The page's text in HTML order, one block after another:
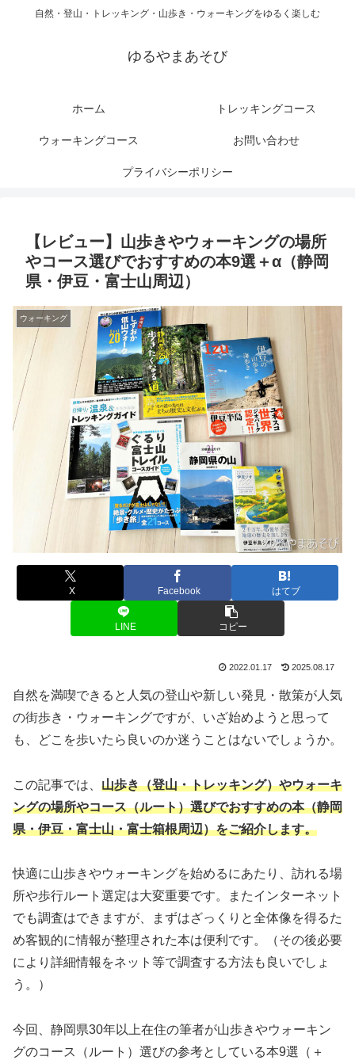
自然・登山・トレッキング・山歩き・ウォーキングをゆるく楽しむ
ゆるやまあそび
ホーム トレッキングコース
ウォーキングコース お問い合わせ
プライバシーポリシー
【レビュー】山歩きやウォーキングの場所
やコース選びでおすすめの本9選＋α（静岡
県・伊豆・富士山周辺）
ウォーキング
X Facebook はてブ
LINE コピー
2022.01.17 2025.08.17
自然を満喫できると人気の登山や新しい発見・散策が人気
の街歩き・ウォーキングですが、いざ始めようと思って
も、どこを歩いたら良いのか迷うことはないでしょうか。
この記事では、 山歩き（登山・トレッキング）やウォーキ
ングの場所やコース（ルート）選びでおすすめの本（静岡
県・伊豆・富士山・富士箱根周辺）をご紹介します。
快適に山歩きやウォーキングを始めるにあたり、訪れる場
所や歩行ルート選定は大変重要です。またインターネット
でも調査はできますが、まずはざっくりと全体像を得るた
め客観的に情報が整理された本は便利です。（その後必要
により詳細情報をネット等で調査する方法も良いでしょ
う。）
今回、静岡県30年以上在住の筆者が山歩きやウォーキン
グのコース（ルート）選びの参考としている本9選（＋